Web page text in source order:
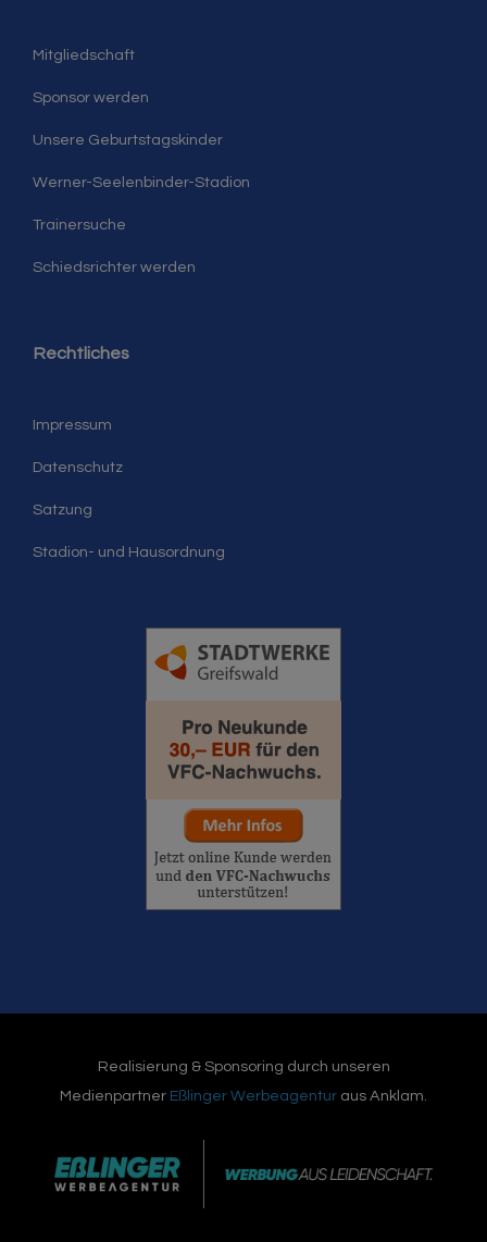
Mitgliedschaft
Sponsor werden
Unsere Geburtstagskinder
Werner-Seelenbinder-Stadion
Trainersuche
Schiedsrichter werden
Rechtliches
Impressum
Datenschutz
Satzung
Stadion- und Hausordnung
Realisierung & Sponsoring durch unseren
Medienpartner Eßlinger Werbeagentur aus Anklam.